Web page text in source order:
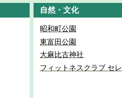
自然・文化
昭和町公園
東富田公園
大麻比古神社
フィットネスクラブ セレ